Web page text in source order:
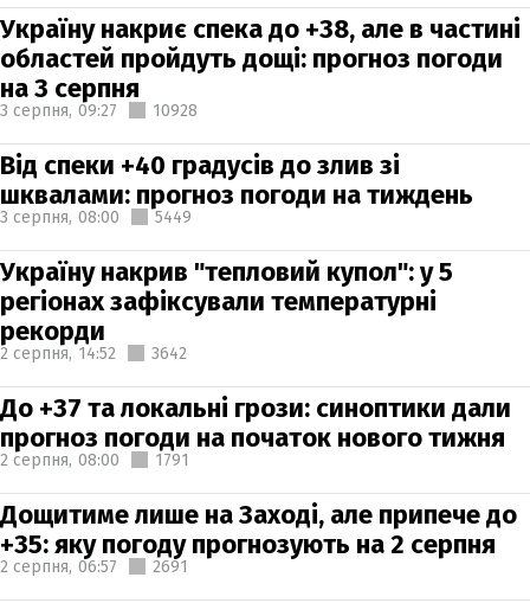
Україну накриє спека до +38, але в частині
областей пройдуть дощі: прогноз погоди
на 3 серпня
3 серпня, 09:27 10928
Від спеки +40 градусів до злив зі
шквалами: прогноз погоди на тиждень
3 серпня, 08:00 5449
Україну накрив "тепловий купол": у 5
регіонах зафіксували температурні
рекорди
2 серпня, 14:52 3642
До +37 та локальні грози: синоптики дали
прогноз погоди на початок нового тижня
2 серпня, 08:00 1791
Дощитиме лише на Заході, але припече до
+35: яку погоду прогнозують на 2 серпня
2 серпня, 06:57 2691